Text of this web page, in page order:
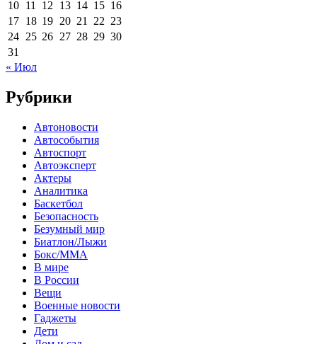
10 11 12 13 14 15 16
17 18 19 20 21 22 23
24 25 26 27 28 29 30
31
« Июл
Рубрики
Автоновости
Автособытия
Автоспорт
Автоэксперт
Актеры
Аналитика
Баскетбол
Безопасность
Безумный мир
Биатлон/Лыжи
Бокс/MMA
В мире
В России
Вещи
Военные новости
Гаджеты
Дети